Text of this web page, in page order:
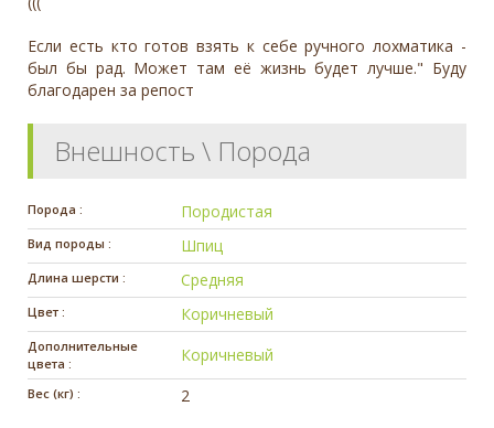
Если есть кто готов взять к себе ручного лохматика -
был бы рад. Может там её жизнь будет лучше." Буду
благодарен за репост
Внешность \ Порода
Порода : Породистая
Вид породы : Шпиц
Длина шерсти : Средняя
Цвет : Коричневый
Дополнительные
цвета :
Коричневый
Вес (кг) : 2